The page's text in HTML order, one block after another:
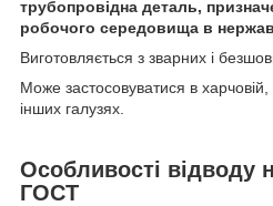
трубопровідна деталь,
робочого середовища в
Виготовляється з зварних і
Може застосовуватися в харчовій,
інших галузях.
Особливості відводу
ГОСТ